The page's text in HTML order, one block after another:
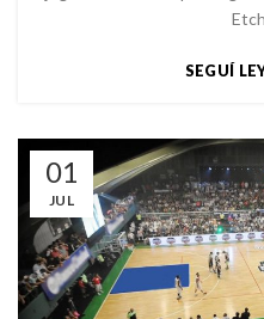
SEGUÍ
01
JUL